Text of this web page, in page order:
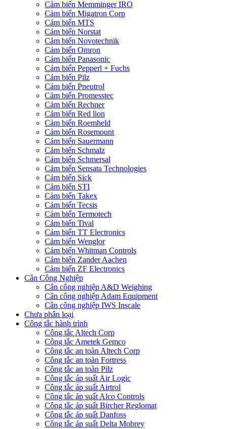
Cảm biến Memminger IRO
Cảm biến Migatron Corp
Cảm biến MTS
Cảm biến Norstat
Cảm biến Novotechnik
Cảm biến Omron
Cảm biến Panasonic
Cảm biến Pepperl + Fuchs
Cảm biến Pilz
Cảm biến Pneutrol
Cảm biến Promesstec
Cảm biến Rechner
Cảm biến Red lion
Cảm biến Roemheld
Cảm biến Rosemount
Cảm biến Sauermann
Cảm biến Schmalz
Cảm biến Schmersal
Cảm biến Sensata Technologies
Cảm biến Sick
Cảm biến STI
Cảm biến Takex
Cảm biến Tecsis
Cảm biến Termotech
Cảm biến Tival
Cảm biến TT Electronics
Cảm biến Wenglor
Cảm biến Whitman Controls
Cảm biến Zander Aachen
Cảm biến ZF Electronics
Cân Công Nghiệp
Cân công nghiệp A&D Weighing
Cân công nghiệp Adam Equipment
Cân công nghiệp IWS Inscale
Chưa phân loại
Công tắc hành trình
Công tắc Altech Corp
Công tắc Ametek Gemco
Công tắc an toàn Altech Corp
Công tắc an toàn Fortress
Công tắc an toàn Pilz
Công tắc áp suất Air Logic
Công tắc áp suất Airtrol
Công tắc áp suất Alco Controls
Công tắc áp suất Bircher Reglomat
Công tắc áp suất Danfoss
Công tắc áp suất Delta Mobrey